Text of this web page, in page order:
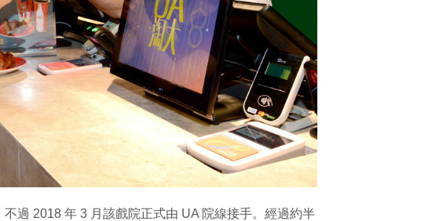
過 2018 年 3 月該戲院正式由 UA 院線接手。經過約半